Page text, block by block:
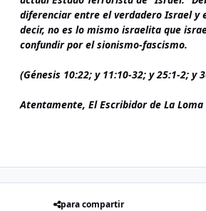
diferenciar entre el verdadero Israel y
decir, no es lo mismo israelita que
confundir por el sionismo-fascismo.
(Génesis 10:22; y 11:10-32; y 25:1-2; y
Atentamente, El Escribidor de La
para compartir